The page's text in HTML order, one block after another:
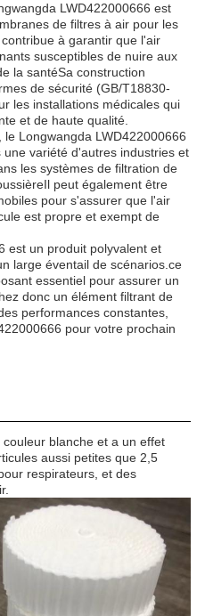
LWD422000666 est
de filtres à air pour les
à garantir que l'air
susceptibles de nuire aux
la santéSa construction
de sécurité (GB/T18830-
les installations médicales qui
et de haute qualité.
Longwangda LWD422000666
variété d'autres industries et
les systèmes de filtration de
peut également être
pour s'assurer que l'air
est propre et exempt de
est un produit polyvalent et
large éventail de scénarios.ce
essentiel pour assurer un
donc un élément filtrant de
performances constantes,
pour votre prochain
blanche et a un effet
aussi petites que 2,5
respirateurs, et des